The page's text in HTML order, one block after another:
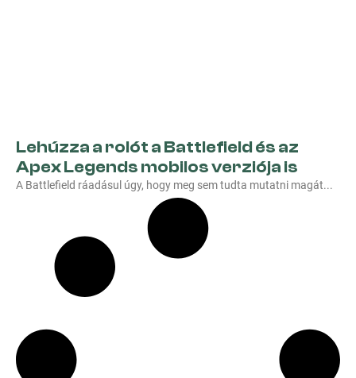
Lehúzza a rolót a Battlefield és az
Apex Legends mobilos verziója is
A Battlefield ráadásul úgy, hogy meg sem tudta mutatni magát